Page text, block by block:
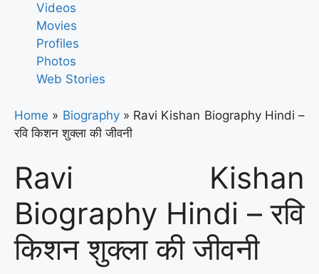
Videos
Movies
Profiles
Photos
Web Stories
Home » Biography» Ravi Kishan Biography Hindi –
रवि किशन शुक्ला की जीवनी
Ravi Kishan
Biography Hindi – रवि
किशन शुक्ला की जीवनी